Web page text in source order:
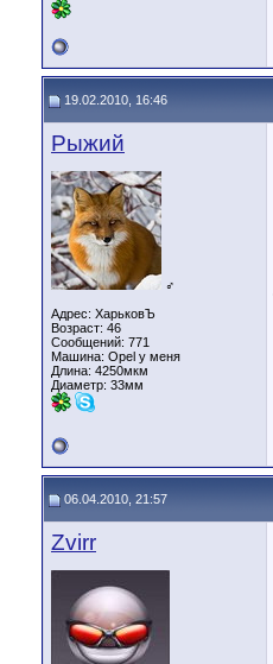
19.02.2010, 16:46
Рыжий
♂
Адрес: ХарьковЪ
Возраст: 46
Сообщений: 771
Машина: Opel у меня
Длина: 4250мкм
Диаметр: 33мм
06.04.2010, 21:57
Zvirr